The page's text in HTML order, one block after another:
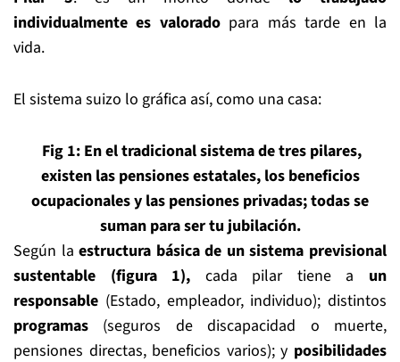
individualmente es valoradopara más tarde en la
vida.
El sistema suizo lo gráfica así, como una casa:
Fig 1: En el tradicional sistema de tres pilares,
existen las pensiones estatales, los beneficios
ocupacionales y las pensiones privadas; todas se
suman para ser tu jubilación.
Según laestructura básicade un sistema previsional
sustentable (figura 1), cada pilar tiene a un
responsable (Estado, empleador, individuo); distintos
programas (seguros de discapacidad o muerte,
pensiones directas, beneficios varios); y posibilidades